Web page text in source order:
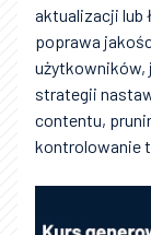
aktualizacji lub
poprawa
użytkowników,
strategii
contentu,
kontrolowanie